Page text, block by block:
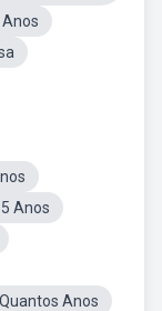
Anos
Anos